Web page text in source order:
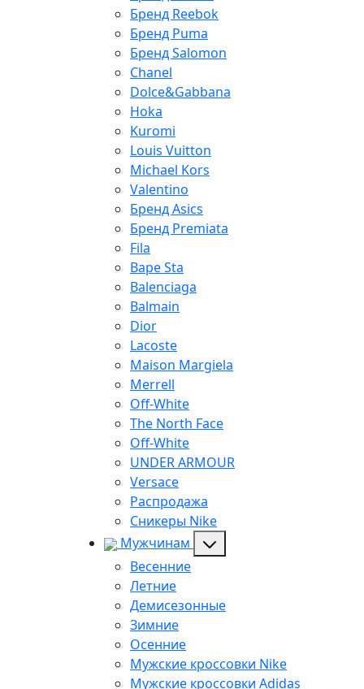
Бренд Reebok
Бренд Puma
Бренд Salomon
Chanel
Dolce&Gabbana
Hoka
Kuromi
Louis Vuitton
Michael Kors
Valentino
Бренд Asics
Бренд Premiata
Fila
Bape Sta
Balenciaga
Balmain
Dior
Lacoste
Maison Margiela
Merrell
Off-White
The North Face
Off-White
UNDER ARMOUR
Versace
Распродажа
Сникеры Nike
Мужчинам
Весенние
Летние
Демисезонные
Зимние
Осенние
Мужские кроссовки Nike
Мужские кроссовки Adidas